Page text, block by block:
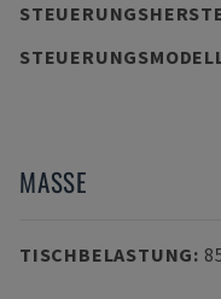
MASSE
TISCHBELASTUNG: